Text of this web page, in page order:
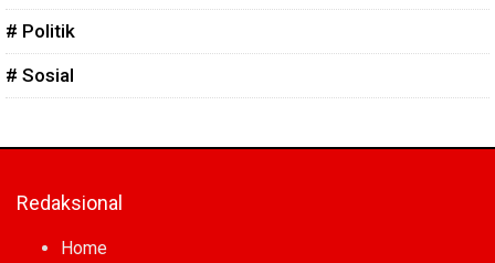
# Politik
# Sosial
Redaksional
Home